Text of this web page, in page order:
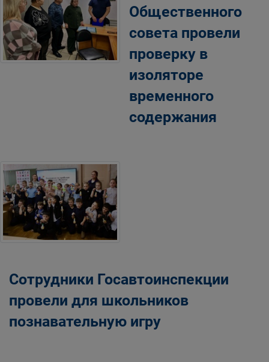
Общественного
совета провели
проверку в
изоляторе
временного
содержания
Сотрудники Госавтоинспекции
провели для школьников
познавательную игру